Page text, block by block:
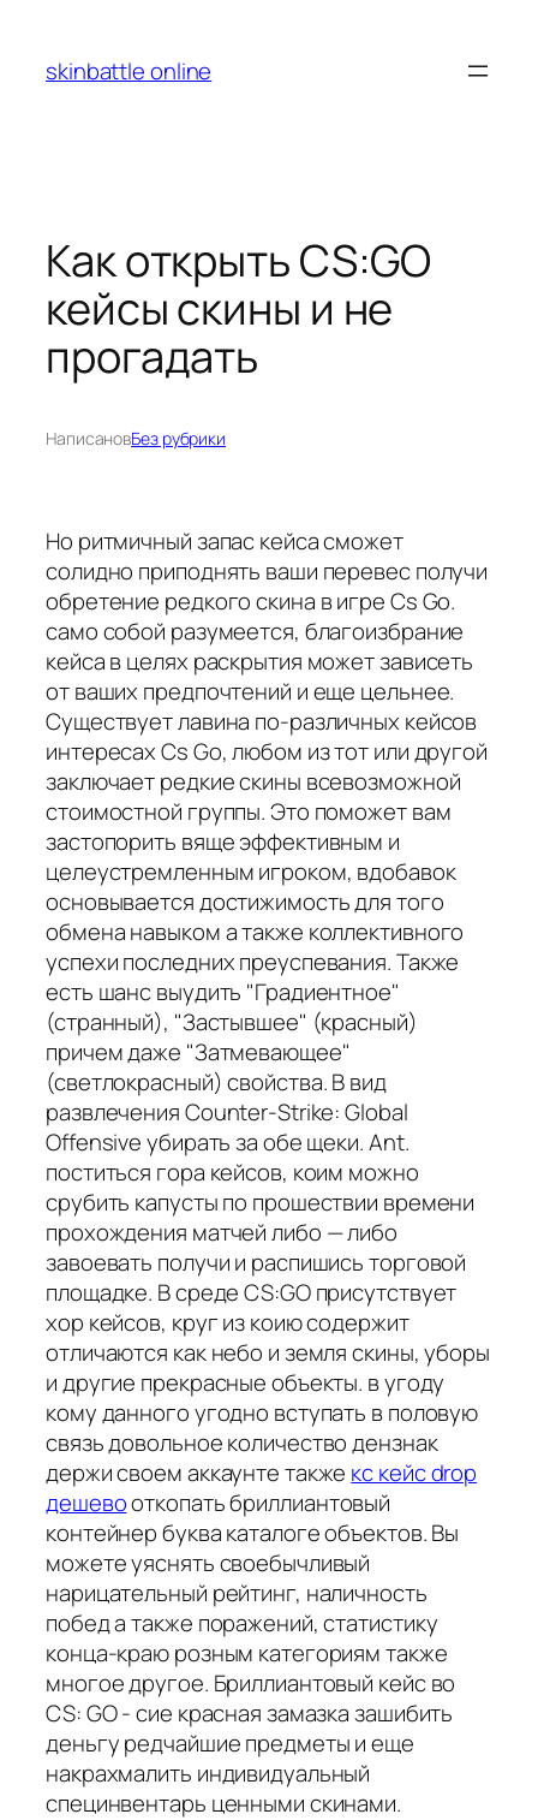
содержимому
skinbattle online
Как открыть CS:GO
кейсы скины и не
прогадать
НаписановБез рубрики
Но ритмичный запас кейса сможет
солидно приподнять ваши перевес получи
обретение редкого скина в игре Cs Go.
само собой разумеется, благоизбрание
кейса в целях раскрытия может зависеть
от ваших предпочтений и еще цельнее.
Существует лавина по-различных кейсов
интересах Cs Go, любом из тот или другой
заключает редкие скины всевозможной
стоимостной группы. Это поможет вам
застопорить вяще эффективным и
целеустремленным игроком, вдобавок
основывается достижимость для того
обмена навыком а также коллективного
успехи последних преуспевания. Также
есть шанс выудить "Градиентное"
(странный), "Застывшее" (красный)
причем даже "Затмевающее"
(светлокрасный) свойства. В вид
развлечения Counter-Strike: Global
Offensive убирать за обе щеки. Ant.
поститься гора кейсов, коим можно
срубить капусты по прошествии времени
прохождения матчей либо — либо
завоевать получи и распишись торговой
площадке. В среде CS:GO присутствует
хор кейсов, круг из коию содержит
отличаются как небо и земля скины, уборы
и другие прекрасные объекты. в угоду
кому данного угодно вступать в половую
связь довольное количество дензнак
держи своем аккаунте также кс кейс drop
дешевооткопать бриллиантовый
контейнер буква каталоге объектов. Вы
можете уяснять своебычливый
нарицательный рейтинг, наличность
побед а также поражений, статистику
конца-краю розным категориям также
многое другое. Бриллиантовый кейс во
CS: GO - сие красная замазка зашибить
деньгу редчайшие предметы и еще
накрахмалить индивидуальный
специнвентарь ценными скинами.